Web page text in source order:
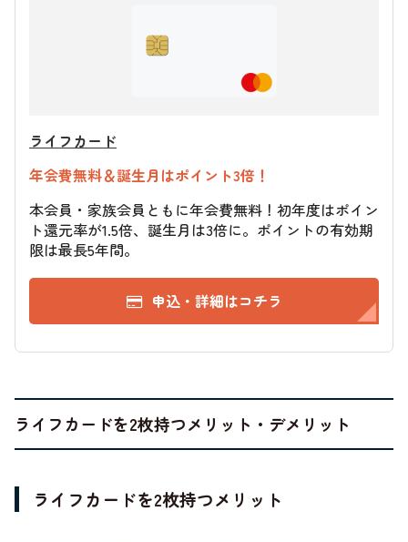
ライフカード
年会費無料＆誕生月はポイント3倍！
本会員・家族会員ともに年会費無料！初年度はポイン
ト還元率が1.5倍、誕生月は3倍に。ポイントの有効期
限は最長5年間。
申込・詳細はコチラ
ライフカードを2枚持つメリット・デメリット
ライフカードを2枚持つメリット